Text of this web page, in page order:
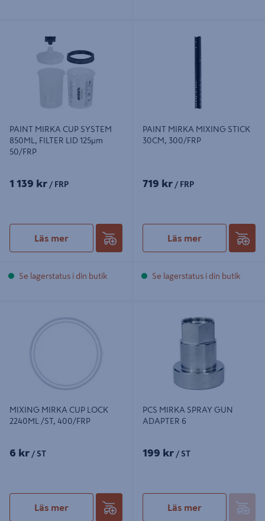
FILTER LID 125µm 50/FRP
PAINT MIRKA CUP SYSTEM
850ML, FILTER LID 125µm
50/FRP
1 139 kr / FRP
Läs mer
Se lagerstatus i din butik
PAINT MIRKA MIXING STICK
30CM, 300/FRP
719 kr / FRP
Läs mer
Se lagerstatus i din butik
MIXING MIRKA CUP LOCK
2240ML /ST, 400/FRP
6 kr / ST
Läs mer
PCS MIRKA SPRAY GUN
ADAPTER 6
199 kr / ST
Läs mer